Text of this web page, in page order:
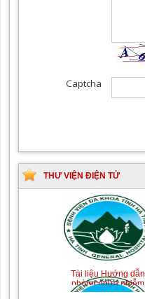
THƯ VIỆN ĐIỆN TỬ
Tài liệu Hướng dẫn
phòng ngừa nhiễm
khuẩn vết mổ